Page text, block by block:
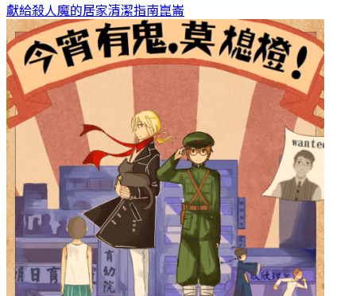
獻給殺人魔的居家清潔指南崑崙